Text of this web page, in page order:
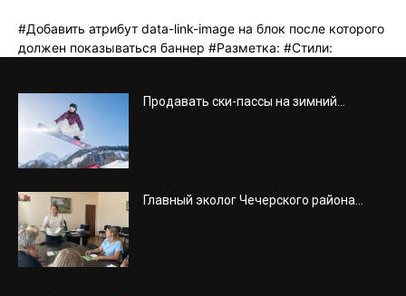
Продавать ски-пассы на зимний...
Главный эколог Чечерского района...